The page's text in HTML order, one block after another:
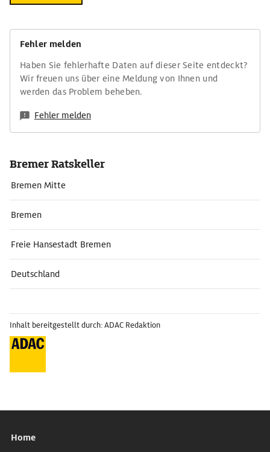
Fehler melden
Haben Sie fehlerhafte Daten auf dieser Seite entdeckt?
Wir freuen uns über eine Meldung von Ihnen und
werden das Problem beheben.
Fehler melden
Bremer Ratskeller
Bremen Mitte
Bremen
Freie Hansestadt Bremen
Deutschland
Inhalt bereitgestellt durch: ADAC Redaktion
Home